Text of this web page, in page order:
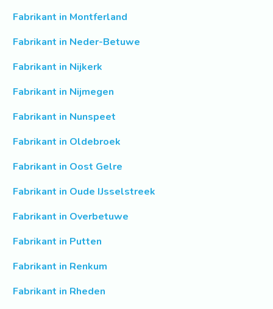
Fabrikant in Montferland
Fabrikant in Neder-Betuwe
Fabrikant in Nijkerk
Fabrikant in Nijmegen
Fabrikant in Nunspeet
Fabrikant in Oldebroek
Fabrikant in Oost Gelre
Fabrikant in Oude IJsselstreek
Fabrikant in Overbetuwe
Fabrikant in Putten
Fabrikant in Renkum
Fabrikant in Rheden